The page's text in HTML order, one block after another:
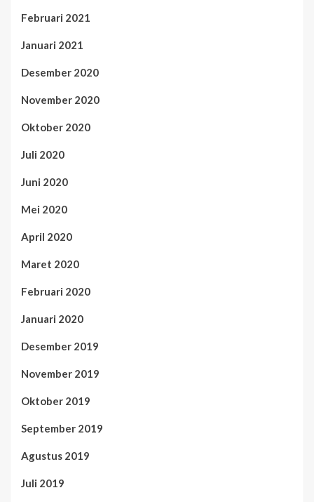
Februari 2021
Januari 2021
Desember 2020
November 2020
Oktober 2020
Juli 2020
Juni 2020
Mei 2020
April 2020
Maret 2020
Februari 2020
Januari 2020
Desember 2019
November 2019
Oktober 2019
September 2019
Agustus 2019
Juli 2019